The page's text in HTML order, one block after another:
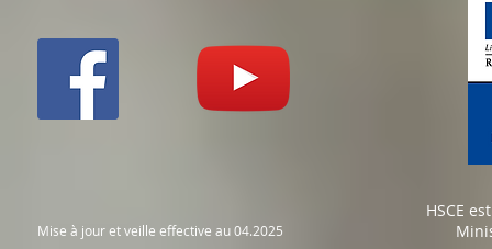
Mise à jour et veille effective au 04.2025
HSCE